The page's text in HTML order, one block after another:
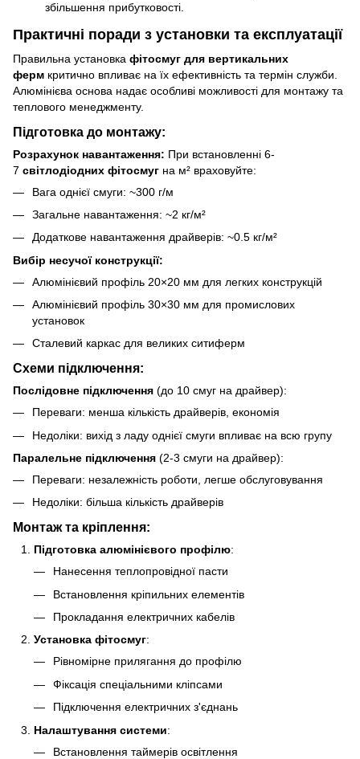
збільшення прибутковості.
Практичні поради з установки та експлуатації
Правильна установка фітосмуг для вертикальних
ферм критично впливає на їх ефективність та термін служби.
Алюмінієва основа надає особливі можливості для монтажу та
теплового менеджменту.
Підготовка до монтажу:
Розрахунок навантаження: При встановленні 6-
7 світлодіодних фітосмуг на м² враховуйте:
Вага однієї смуги: ~300 г/м
Загальне навантаження: ~2 кг/м²
Додаткове навантаження драйверів: ~0.5 кг/м²
Вибір несучої конструкції:
Алюмінієвий профіль 20×20 мм для легких конструкцій
Алюмінієвий профіль 30×30 мм для промислових
установок
Сталевий каркас для великих ситиферм
Схеми підключення:
Послідовне підключення (до 10 смуг на драйвер):
Переваги: менша кількість драйверів, економія
Недоліки: вихід з ладу однієї смуги впливає на всю групу
Паралельне підключення (2-3 смуги на драйвер):
Переваги: незалежність роботи, легше обслуговування
Недоліки: більша кількість драйверів
Монтаж та кріплення:
Підготовка алюмінієвого профілю:
Нанесення теплопровідної пасти
Встановлення кріпильних елементів
Прокладання електричних кабелів
Установка фітосмуг:
Рівномірне прилягання до профілю
Фіксація спеціальними кліпсами
Підключення електричних з'єднань
Налаштування системи:
Встановлення таймерів освітлення